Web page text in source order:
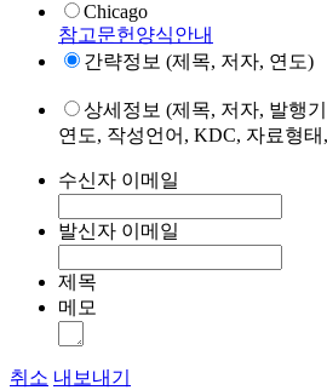
Chicago
참고문헌양식안내
간략정보 (제목, 저자, 연도)
상세정보 (제목, 저자, 발행
연도, 작성언어, KDC, 자료형
수신자 이메일
발신자 이메일
제목
메모
취소 내보내기